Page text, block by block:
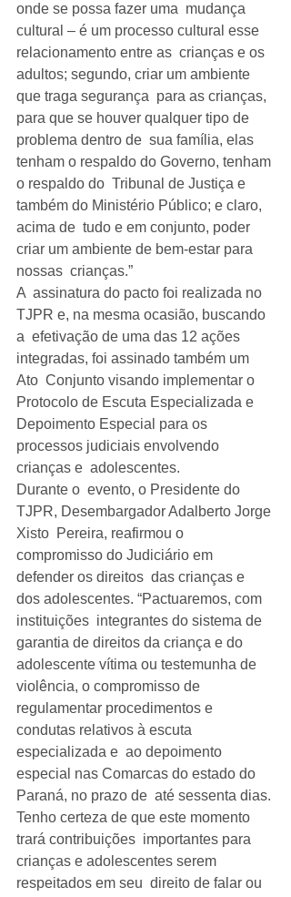
onde se possa fazer uma  mudança
cultural – é um processo cultural esse
relacionamento entre as  crianças e os
adultos; segundo, criar um ambiente
que traga segurança  para as crianças,
para que se houver qualquer tipo de
problema dentro de  sua família, elas
tenham o respaldo do Governo, tenham
o respaldo do  Tribunal de Justiça e
também do Ministério Público; e claro,
acima de  tudo e em conjunto, poder
criar um ambiente de bem-estar para
nossas  crianças.”
A  assinatura do pacto foi realizada no
TJPR e, na mesma ocasião, buscando
a  efetivação de uma das 12 ações
integradas, foi assinado também um
Ato  Conjunto visando implementar o
Protocolo de Escuta Especializada e
Depoimento Especial para os
processos judiciais envolvendo
crianças e  adolescentes.
Durante o  evento, o Presidente do
TJPR, Desembargador Adalberto Jorge
Xisto  Pereira, reafirmou o
compromisso do Judiciário em
defender os direitos  das crianças e
dos adolescentes. “Pactuaremos, com
instituições  integrantes do sistema de
garantia de direitos da criança e do
adolescente vítima ou testemunha de
violência, o compromisso de
regulamentar procedimentos e
condutas relativos à escuta
especializada e  ao depoimento
especial nas Comarcas do estado do
Paraná, no prazo de  até sessenta dias.
Tenho certeza de que este momento
trará contribuições  importantes para
crianças e adolescentes serem
respeitados em seu  direito de falar ou